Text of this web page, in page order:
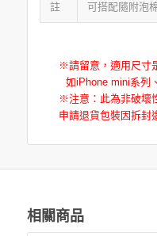
註
可搭配隨附泡
※請留意，適用尺寸
如iPhone mini系列
※注意：此為非破壞
申請退貨包裝因拆封
相關商品